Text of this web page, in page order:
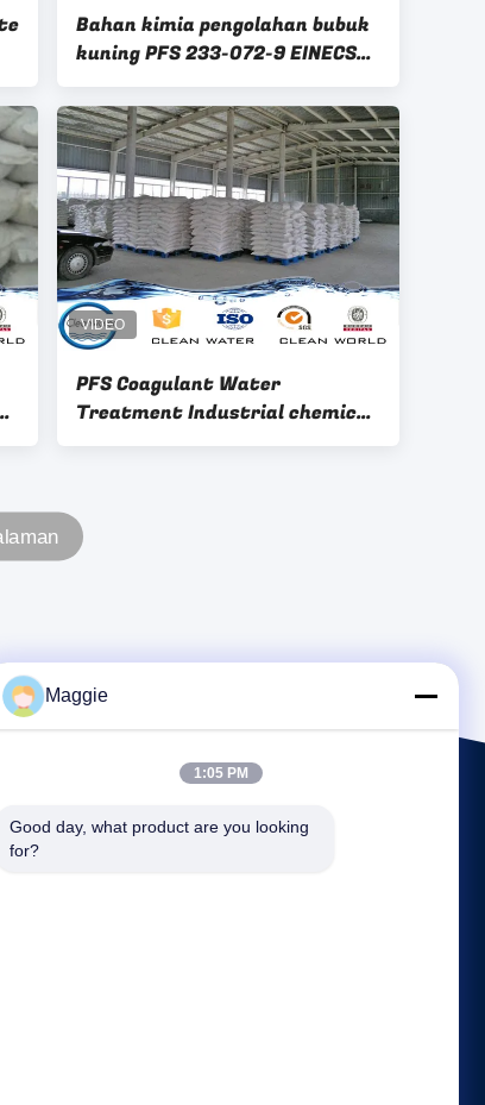
Bahan kimia pengolahan bubuk
kuning PFS 233-072-9 EINECS
NO
PFS Coagulant Water
Treatment Industrial chemical
Cas 10028-22-5
Maggie
1:05 PM
Good day, what product are you looking
for?